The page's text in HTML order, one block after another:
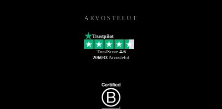
ARVOSTELUT
Trustpilot
TrustScore 4.6
206033 Arvostelut